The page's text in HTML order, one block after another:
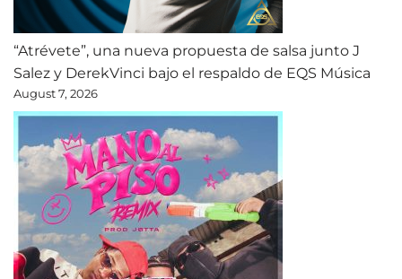
“Atrévete”, una nueva propuesta de salsa junto J
Salez y DerekVinci bajo el respaldo de EQS Música
August 7, 2026